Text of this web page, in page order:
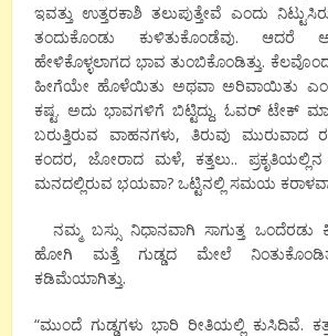
ಇವತ್ತು ಉತ್ತರಕಾಶಿ ತಲುಪುತ್ತೇವೆ ಎಂದು
ತಂದುಕೊಂಡು ಕುಳಿತುಕೊಂಡೆವು. ಆದರೆ
ಹೇಳಿಕೊಳ್ಳಲಾಗದ ಭಾವ ತುಂಬಿಕೊಂಡಿತ್ತು.
ಹೀಗೆಯೇ ಹೊಳೆಯಿತು ಅಥವಾ ಅರಿವಾಯಿತು
ಕಷ್ಟ. ಅದು ಭಾವಗಳಿಗೆ ಬಿಟ್ಟಿದ್ದು. ಓವರ್ ಟೇಕ್
ಬರುತ್ತಿರುವ ವಾಹನಗಳು, ತಿರುವು ಮುರುವಾದ
ಕಂದರ, ಜೋರಾದ ಮಳೆ, ಕತ್ತಲು.. ಪ್ರಕೃತಿಯಲ್ಲಿನ
ಮನದಲ್ಲಿರುವ ಭಯವಾ? ಒಟ್ಟಿನಲ್ಲಿ ಸಮಯ
ನಮ್ಮ ಬಸ್ಸು ನಿಧಾನವಾಗಿ ಸಾಗುತ್ತ
ಹೋಗಿ ಮತ್ತೆ ಗುಡ್ಡದ ಮೇಲೆ
ಕಡಿಮೆಯಾಗಿತ್ತು.
“ಮುಂದೆ ಗುಡ್ಡಗಳು ಭಾರಿ ರೀತಿಯಲ್ಲಿ ಕುಸಿದಿವೆ.